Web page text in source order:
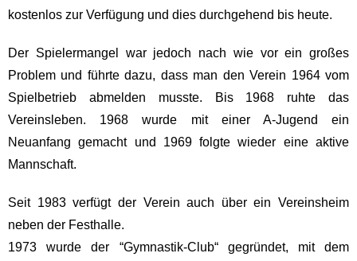
kostenlos zur Verfügung und dies durchgehend bis heute.
Der Spielermangel war jedoch nach wie vor ein großes
Problem und führte dazu, dass man den Verein 1964 vom
Spielbetrieb abmelden musste. Bis 1968 ruhte das
Vereinsleben. 1968 wurde mit einer A-Jugend ein
Neuanfang gemacht und 1969 folgte wieder eine aktive
Mannschaft.
Seit 1983 verfügt der Verein auch über ein Vereinsheim
neben der Festhalle.
1973 wurde der “Gymnastik-Club“ gegründet, mit dem